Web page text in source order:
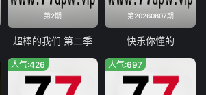
第2期
超棒的我们 第二季
第20260807期
快乐你懂的
人气:426 人气:697